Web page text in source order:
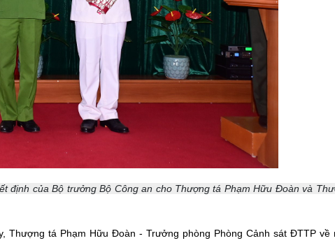
định của Bộ trưởng Bộ Công an cho Thượng tá Phạm Hữu Đoàn và
Thượng tá Phạm Hữu Đoàn - Trưởng phòng Phòng Cảnh sát ĐTTP về